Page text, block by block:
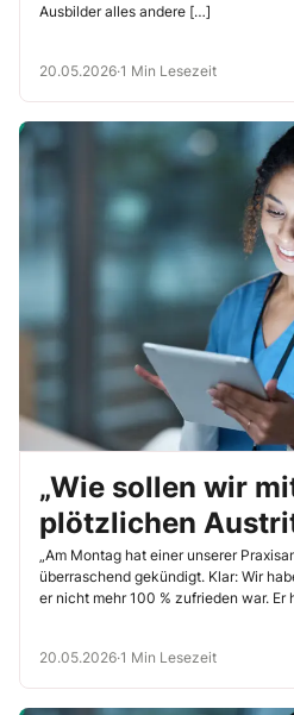
Ausbilder alles andere […]
20.05.2026·1 Min Lesezeit
„Wie sollen wir
plötzlichen
Kollegen
„Am Montag hat einer unserer
überraschend gekündigt. Klar: Wir
er nicht mehr 100 % zufrieden war.
20.05.2026·1 Min Lesezeit